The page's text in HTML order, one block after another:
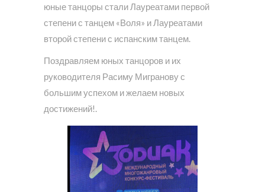
юные танцоры стали Лауреатами первой
степени с танцем «Воля» и Лауреатами
второй степени с испанским танцем.
Поздравляем юных танцоров и их
руководителя Расиму Мигранову с
большим успехом и желаем новых
достижений!.